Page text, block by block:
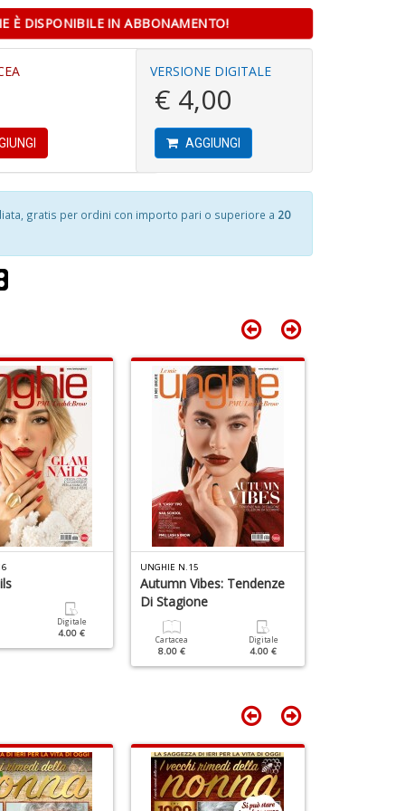
È DISPONIBILE IN ABBONAMENTO!
VERSIONE DIGITALE
€ 4,00
AGGIUNGI
gratis per ordini con importo pari o superiore a 20
Digitale
4.00 €
UNGHIE N.15
Autumn Vibes: Tendenze
Di Stagione
Cartacea
8.00 €
Digitale
4.00 €